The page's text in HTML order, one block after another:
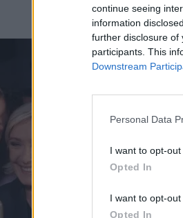
continue seeing
information
further disclosure of
participants. This
Downstream
Personal Data
I want to opt-
Opted In
I want to opt-
Opted In